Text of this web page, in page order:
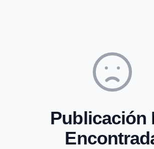
Publicación